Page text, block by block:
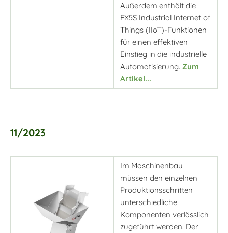
Außerdem enthält die
FX5S Industrial Internet of
Things (IIoT)-Funktionen
für einen effektiven
Einstieg in die industrielle
Automatisierung. Zum
Artikel...
11/2023
Im Maschinenbau
müssen den einzelnen
Produktionsschritten
unterschiedliche
Komponenten verlässlich
zugeführt werden. Der